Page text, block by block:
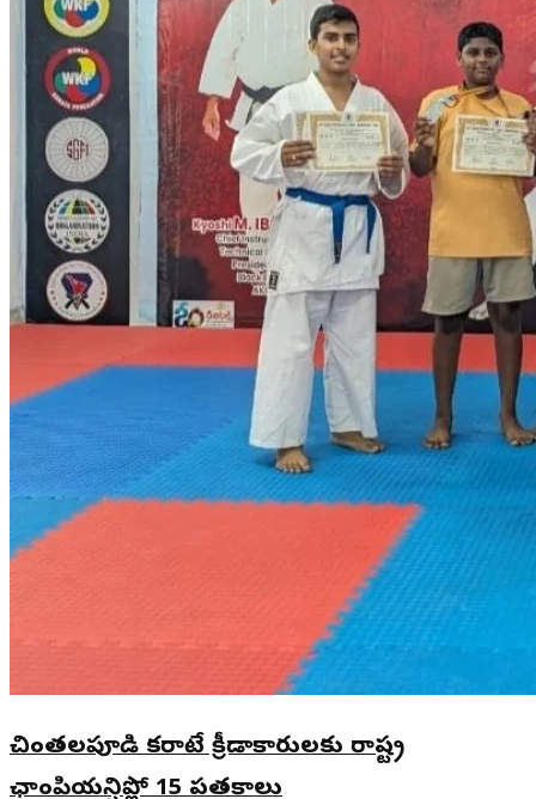
చింతలపూడి కరాటే క్రీడాకారులకు రాష్ట్ర
ఛాంపియన్షిప్లో 15 పతకాలు